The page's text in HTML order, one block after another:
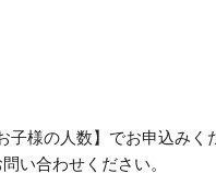
様の人数】でお申込みく
い合わせください。